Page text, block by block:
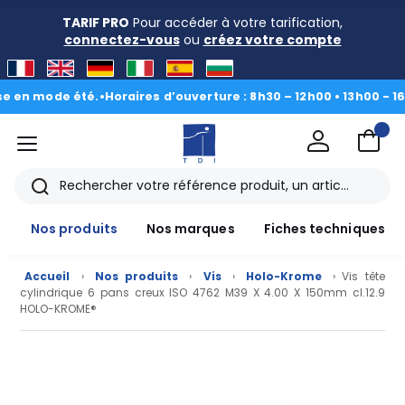
TARIF PRO Pour accéder à votre tarification,
connectez-vousou créez votre compte
mode été.• Horaires d’ouverture : 8h30 – 12h00 • 13h00 - 16h30|
menu
Rechercher
Nos produits
Nos marques Fiches techniques
Accueil › Nos produits › Vis › Holo-Krome
› Vis tête
cylindrique 6 pans creux ISO 4762 M39 X 4.00 X 150mm cl.12.9
HOLO-KROME®